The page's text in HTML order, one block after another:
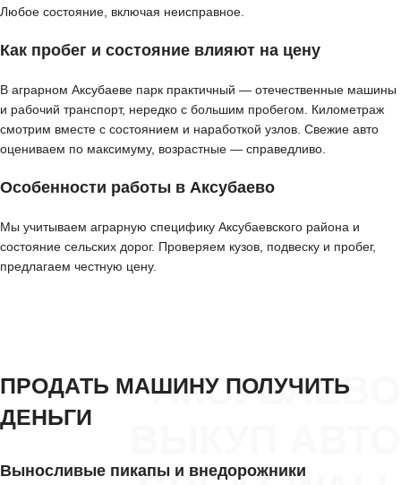
Любое состояние, включая неисправное.
Как пробег и состояние влияют на цену
В аграрном Аксубаеве парк практичный — отечественные машины
и рабочий транспорт, нередко с большим пробегом. Километраж
смотрим вместе с состоянием и наработкой узлов. Свежие авто
оцениваем по максимуму, возрастные — справедливо.
Особенности работы в Аксубаево
Мы учитываем аграрную специфику Аксубаевского района и
состояние сельских дорог. Проверяем кузов, подвеску и пробег,
предлагаем честную цену.
АКСУБАЕВО
ПРОДАТЬ МАШИНУ ПОЛУЧИТЬ
ДЕНЬГИ
Выносливые пикапы и внедорожники